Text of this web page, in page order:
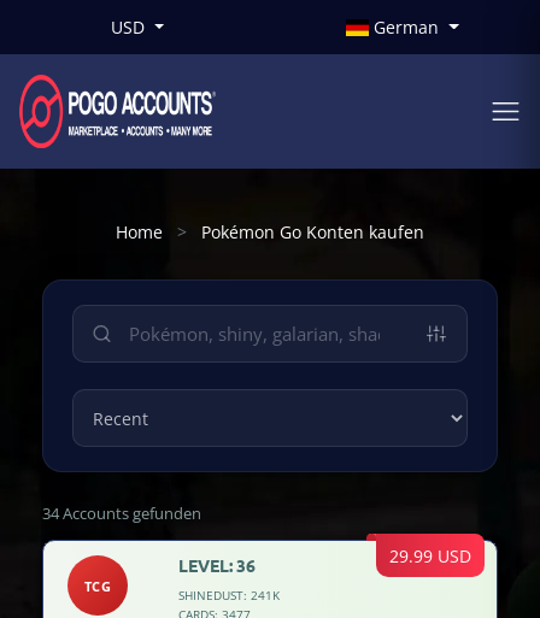
USD German
Home Pokémon Go Konten kaufen
34 Accounts gefunden
29.99 USD
TCG
LEVEL: 36
SHINEDUST: 241K
CARDS: 3477